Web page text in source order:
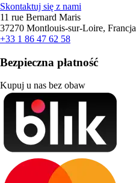
Skontaktuj się z nami
11 rue Bernard Maris
37270 Montlouis-sur-Loire, Francja
+33 1 86 47 62 58
Bezpieczna płatność
Kupuj u nas bez obaw